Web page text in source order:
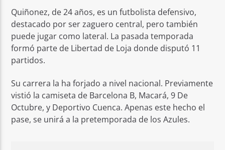
Quiñonez, de 24 años, es un futbolista defensivo,
destacado por ser zaguero central, pero también
puede jugar como lateral. La pasada temporada
formó parte de Libertad de Loja donde disputó 11
partidos.
Su carrera la ha forjado a nivel nacional. Previamente
vistió la camiseta de Barcelona B, Macará, 9 De
Octubre, y Deportivo Cuenca. Apenas este hecho el
pase, se unirá a la pretemporada de los Azules.